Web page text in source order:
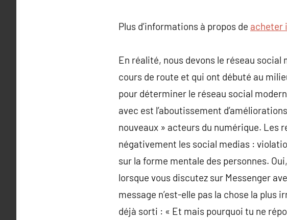
Plus d’informations à propos de acheter
En réalité, nous devons le réseau
cours de route et qui ont débuté au
pour déterminer le réseau social
avec est l’aboutissement
nouveaux » acteurs du numérique. Les
négativement les social medias :
sur la forme mentale des personnes.
lorsque vous discutez sur Messenger
message n’est-elle pas la chose la plus
déjà sorti : « Et mais pourquoi tu ne